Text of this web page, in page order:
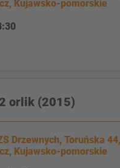
Kujawsko-pomorskie
orlik (2015)
Drzewnych, Toruńska
Kujawsko-pomorskie